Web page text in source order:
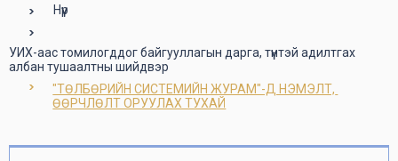
Нүүр
УИХ-аас томилогддог байгууллагын дарга, түүнтэй адилтгах
албан тушаалтны шийдвэр
"ТӨЛБӨРИЙН СИСТЕМИЙН ЖУРАМ"-Д НЭМЭЛТ,
ӨӨРЧЛӨЛТ ОРУУЛАХ ТУХАЙ